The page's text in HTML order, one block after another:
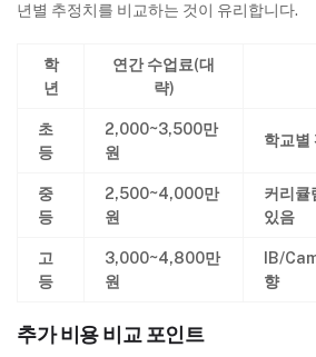
년별 추정치를 비교하는 것이 유리합니다.
학
년
연간 수업료(대
략)
초
등
2,000~3,500만
원
학교별
중
등
2,500~4,000만
원
커리큘
있음
고
등
3,000~4,800만
원
IB/
향
추가 비용 비교 포인트